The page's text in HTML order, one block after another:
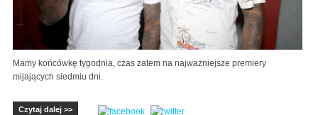
Mamy końcówkę tygodnia, czas zatem na najważniejsze premiery
mijających siedmiu dni.
Czytaj dalej >>